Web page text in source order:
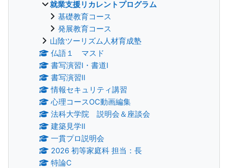
就業支援リカレントプログラム
基礎教育コース
発展教育コース
山陰ツーリズム人材育成塾
仏語１ マスド
書写演習Ⅰ・書道Ⅰ
書写演習Ⅱ
情報セキュリティ講習
心理コースOC動画編集
法科大学院 説明会＆座談会
建築見学Ⅱ
一貫プロ説明会
2026 初等家庭科 担当：長
特論C